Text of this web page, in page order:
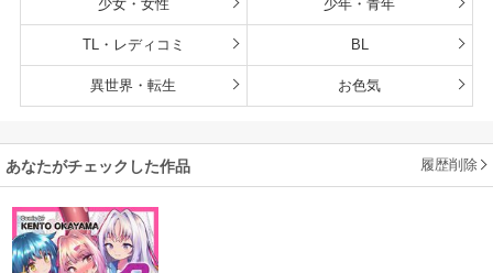
少女・女性 少年・青年
TL・レディコミ BL
異世界・転生 お色気
あなたがチェックした作品 履歴削除